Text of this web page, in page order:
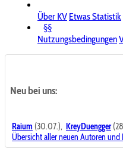
Über KV Etwas Statistik
§§
Nutzungsbedingungen
Neu bei uns:
Raium (30.07.), KreyDuengger
Übersicht aller neuen Autoren und